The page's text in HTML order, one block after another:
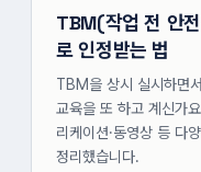
TBM(작업 전 안
로 인정받는 법
TBM을 상시 실시하면
교육을 또 하고 계신가
리케이션·동영상 등 다
정리했습니다.